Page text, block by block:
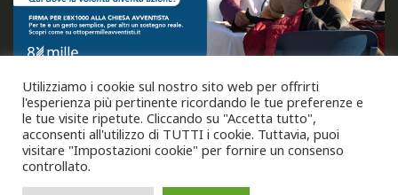
Utilizziamo i cookie sul nostro sito web per offrirti
l'esperienza più pertinente ricordando le tue preferenze e
le tue visite ripetute. Cliccando su "Accetta tutto",
acconsenti all'utilizzo di TUTTI i cookie. Tuttavia, puoi
visitare "Impostazioni cookie" per fornire un consenso
controllato.